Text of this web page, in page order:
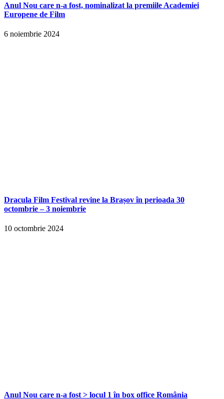
Anul Nou care n-a fost, nominalizat la premiile Academiei
Europene de Film
6 noiembrie 2024
Dracula Film Festival revine la Brașov în perioada 30
octombrie – 3 noiembrie
10 octombrie 2024
Anul Nou care n-a fost > locul 1 în box office România